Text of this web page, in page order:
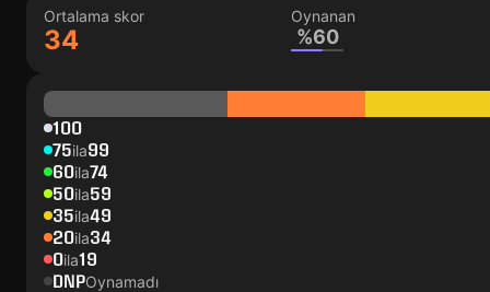
Ortalama skor
34
Oynanan
%60
100
75ila99
60ila74
50ila59
35ila49
20ila34
0ila19
DNPOynamadı